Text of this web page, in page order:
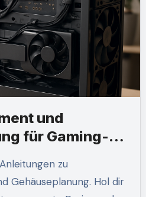
und
für Gaming-
Gehäuseplanung. Hol dir